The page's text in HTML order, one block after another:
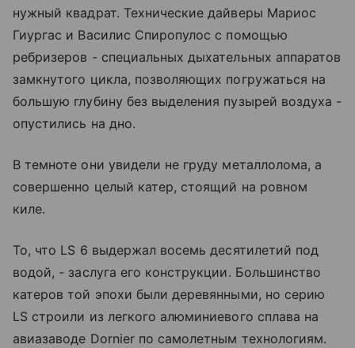
нужный квадрат. Технические дайверы Мариос
Гиургас и Василис Спиропулос с помощью
ребризеров - специальных дыхательных аппаратов
замкнутого цикла, позволяющих погружаться на
большую глубину без выделения пузырей воздуха -
опустились на дно.
В темноте они увидели не груду металлолома, а
совершенно целый катер, стоящий на ровном
киле.
То, что LS 6 выдержал восемь десятилетий под
водой, - заслуга его конструкции. Большинство
катеров той эпохи были деревянными, но серию
LS строили из легкого алюминиевого сплава на
авиазаводе Dornier по самолетным технологиям.